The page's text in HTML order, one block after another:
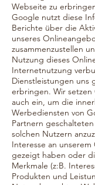
Webseite zu
Google nutzt diese
Berichte über die
unseres
zusammenzustellen
Nutzung dieses
Internetnutzung
Dienstleistungen uns
erbringen. Wir setzen
auch ein, um die
Werbediensten von
Partnern
solchen Nutzern
Interesse an
gezeigt haben oder
Merkmale (z:B.
Produkten und